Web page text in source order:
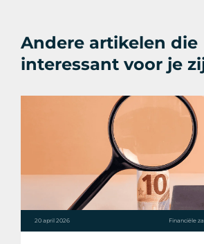
Andere artikelen die
interessant voor je
20 april 2026 Financiële